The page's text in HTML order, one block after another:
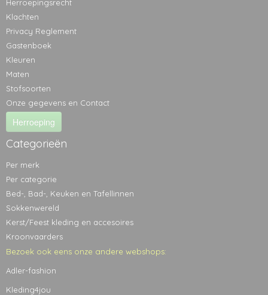
Herroepingsrecht
Klachten
Privacy Reglement
Gastenboek
Kleuren
Maten
Stofsoorten
Onze gegevens en Contact
Herroeping
Categorieën
Per merk
Per categorie
Bed-, Bad-, Keuken en Tafellinnen
Sokkenwereld
Kerst/Feest kleding en accesoires
Kroonvaarders
Bezoek ook eens onze andere webshops:
Adler-fashion
Kleding4jou